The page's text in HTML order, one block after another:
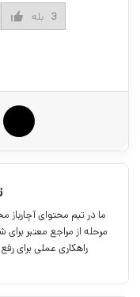
بله 3
ما در تیم محتوای آچارباز
مرحله از مراجع معتبر
راهکاری عملی برای